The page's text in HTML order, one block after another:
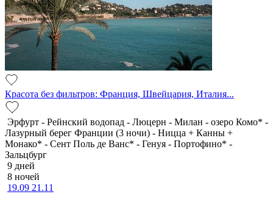
Красота без фильтров: Франция, Швейцария, Италия...
Эрфурт - Рейнский водопад - Люцерн - Милан - озеро Комо* -
Лазурный берег Франции (3 ночи) - Ницца + Канны +
Монако* - Сент Поль де Ванс* - Генуя - Портофино* -
Зальцбург
9 дней
8 ночей
19.09 21.11